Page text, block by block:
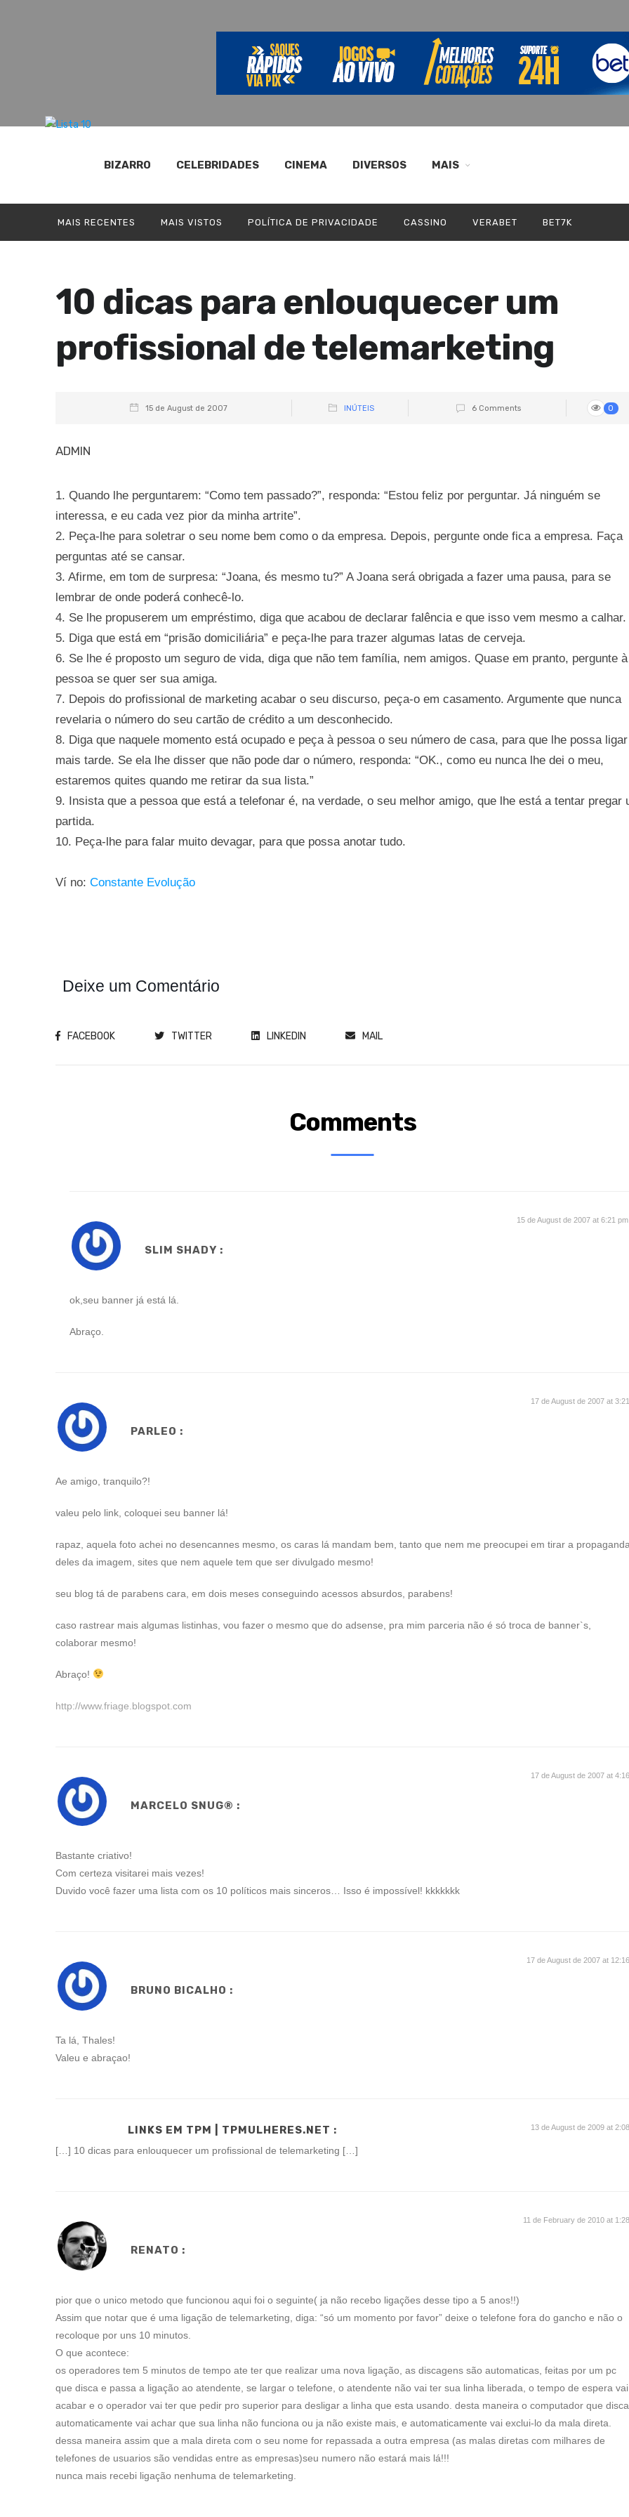
BIZARRO CELEBRIDADES CINEMA DIVERSOS MAIS
MAIS RECENTES MAIS VISTOS POLÍTICA DE PRIVACIDADE CASSINO VERABET BET7K
10 dicas para enlouquecer um
profissional de telemarketing
15 de August de 2007 INÚTEIS 6 Comments 0
ADMIN
1. Quando lhe perguntarem: “Como tem passado?”, responda: “Estou feliz por perguntar. Já ninguém se
interessa, e eu cada vez pior da minha artrite”.
2. Peça-lhe para soletrar o seu nome bem como o da empresa. Depois, pergunte onde fica a empresa. Faça
perguntas até se cansar.
3. Afirme, em tom de surpresa: “Joana, és mesmo tu?” A Joana será obrigada a fazer uma pausa, para se
lembrar de onde poderá conhecê-lo.
4. Se lhe propuserem um empréstimo, diga que acabou de declarar falência e que isso vem mesmo a calhar.
5. Diga que está em “prisão domiciliária” e peça-lhe para trazer algumas latas de cerveja.
6. Se lhe é proposto um seguro de vida, diga que não tem família, nem amigos. Quase em pranto, pergunte à
pessoa se quer ser sua amiga.
7. Depois do profissional de marketing acabar o seu discurso, peça-o em casamento. Argumente que nunca
revelaria o número do seu cartão de crédito a um desconhecido.
8. Diga que naquele momento está ocupado e peça à pessoa o seu número de casa, para que lhe possa ligar
mais tarde. Se ela lhe disser que não pode dar o número, responda: “OK., como eu nunca lhe dei o meu,
estaremos quites quando me retirar da sua lista.”
9. Insista que a pessoa que está a telefonar é, na verdade, o seu melhor amigo, que lhe está a tentar pregar
partida.
10. Peça-lhe para falar muito devagar, para que possa anotar tudo.
Ví no: Constante Evolução
Deixe um Comentário
FACEBOOK TWITTER LINKEDIN MAIL
Comments
SLIM SHADY :
15 de August de 2007 at 6:21 pm
ok,seu banner já está lá.
Abraço.
PARLEO :
17 de August de 2007 at
Ae amigo, tranquilo?!
valeu pelo link, coloquei seu banner lá!
rapaz, aquela foto achei no desencannes mesmo, os caras lá mandam bem, tanto que nem me preocupei em tirar a
deles da imagem, sites que nem aquele tem que ser divulgado mesmo!
seu blog tá de parabens cara, em dois meses conseguindo acessos absurdos, parabens!
caso rastrear mais algumas listinhas, vou fazer o mesmo que do adsense, pra mim parceria não é só troca de banner`s,
colaborar mesmo!
Abraço!
http://www.friage.blogspot.com
MARCELO SNUG® :
17 de August de 2007 at
Bastante criativo!
Com certeza visitarei mais vezes!
Duvido você fazer uma lista com os 10 políticos mais sinceros… Isso é impossível! kkkkkkk
BRUNO BICALHO :
17 de August de 2007 at
Ta lá, Thales!
Valeu e abraçao!
LINKS EM TPM | TPMULHERES.NET : 13 de August de 2009 at
[…] 10 dicas para enlouquecer um profissional de telemarketing […]
RENATO :
11 de February de 2010 at
pior que o unico metodo que funcionou aqui foi o seguinte( ja não recebo ligações desse tipo a 5 anos!!)
Assim que notar que é uma ligação de telemarketing, diga: “só um momento por favor” deixe o telefone fora do gancho e não o
recoloque por uns 10 minutos.
O que acontece:
os operadores tem 5 minutos de tempo ate ter que realizar uma nova ligação, as discagens são automaticas, feitas por um pc
que disca e passa a ligação ao atendente, se largar o telefone, o atendente não vai ter sua linha liberada, o tempo de espera vai
acabar e o operador vai ter que pedir pro superior para desligar a linha que esta usando. desta maneira o computador que disca
automaticamente vai achar que sua linha não funciona ou ja não existe mais, e automaticamente vai exclui-lo da mala direta.
dessa maneira assim que a mala direta com o seu nome for repassada a outra empresa (as malas diretas com milhares de
telefones de usuarios são vendidas entre as empresas)seu numero não estará mais lá!!!
nunca mais recebi ligação nenhuma de telemarketing.